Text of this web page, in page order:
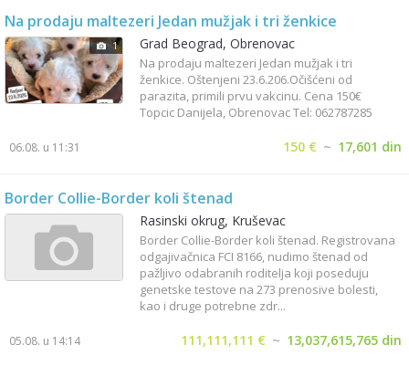
Na prodaju maltezeri Jedan mužjak i tri ženkice
1 Grad Beograd, Obrenovac
Na prodaju maltezeri Jedan mužjak i tri
ženkice. Oštenjeni 23.6.206.Očišćeni od
parazita, primili prvu vakcinu. Cena 150€
Topcic Danijela, Obrenovac Tel: 062787285
150 € ~ 17,601 din
06.08. u 11:31
Border Collie-Border koli štenad
Rasinski okrug, Kruševac
Border Collie-Border koli štenad. Registrovana
odgajivačnica FCI 8166, nudimo štenad od
pažljivo odabranih roditelja koji poseduju
genetske testove na 273 prenosive bolesti,
kao i druge potrebne zdr...
111,111,111 € ~ 13,037,615,765 din
05.08. u 14:14